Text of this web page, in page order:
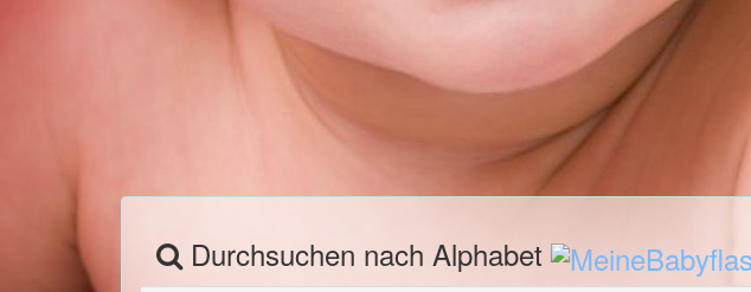
Durchsuchen nach Alphabet